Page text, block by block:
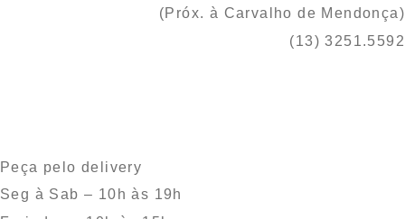
(Próx. à Carvalho de Mendonça)
(13) 3251.5592
Peça pelo delivery
Seg à Sab – 10h às 19h